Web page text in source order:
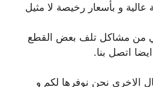
عالية و بأسعار رخيصة لا مثيل
من مشاكل تلف بعض القطع
اتصل بنا.
الاخرى نحن نوفرها لكم و